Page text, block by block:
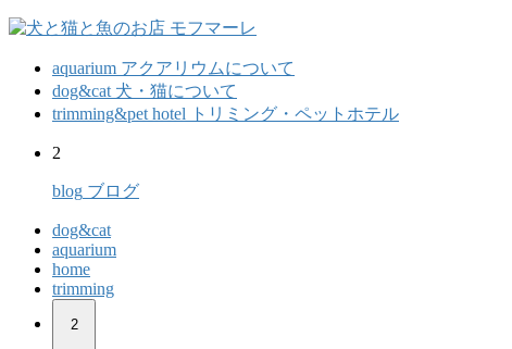
aquarium アクアリウムについて
dog&cat 犬・猫について
trimming&pet hotel
トリミング・ペットホテル
2
blog ブログ
dog&cat
aquarium
home
trimming
2